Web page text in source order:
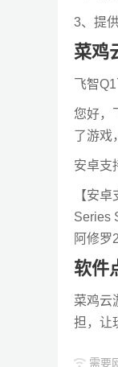
3、提
菜鸡
飞智
您好，
了游戏
安卓支
【安
Series
阿修罗
软件
菜鸡云
担，让
需要